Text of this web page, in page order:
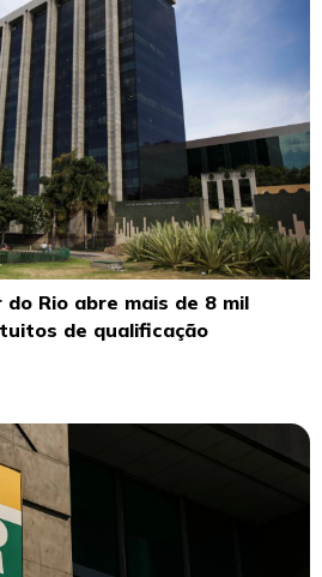
Rio abre mais de 8 mil
de qualificação